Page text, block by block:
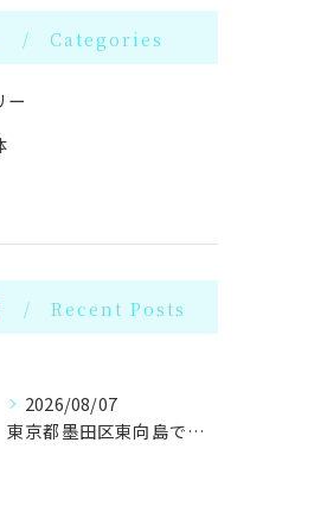
Categories
ー
Recent Posts
2026/08/07
東京都墨田区東向島で女性が選ぶパーソナルジムと岩盤浴のダイエット最新事情